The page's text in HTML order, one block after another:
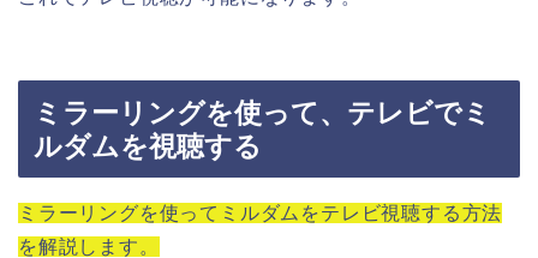
ミラーリングを使って、テレビでミ
ルダムを視聴する
ミラーリングを使ってミルダムをテレビ視聴する方法
を解説します。